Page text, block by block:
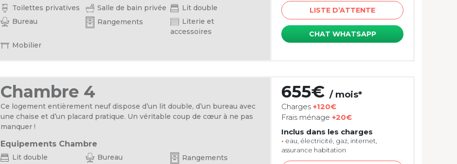
Toilettes privatives Salle de bain privée
Lit double
Bureau
Rangements
Literie et
accessoires
Mobilier
LISTE D’ATTENTE
CHAT WHATSAPP
Chambre 4
Ce logement entièrement neuf dispose d’un lit double, d’un bureau avec
une chaise et d’un placard pratique. Un véritable coup de cœur à ne pas
manquer !
Equipements Chambre
Lit double Bureau
Rangements
655€ / mois*
Charges +120€
Frais ménage +20€
Inclus dans les charges
• eau, électricité, gaz, internet,
assurance habitation